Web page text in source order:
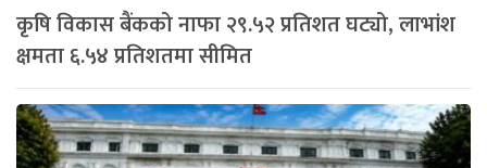
कृषि विकास बैंकको नाफा २९.५२ प्रतिशत घट्यो, लाभांश
क्षमता ६.५४ प्रतिशतमा सीमित